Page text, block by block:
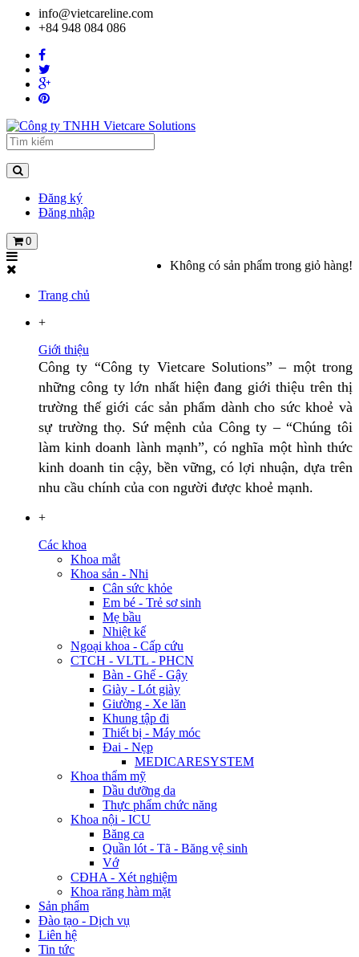
info@vietcareline.com
+84 948 084 086
Đăng ký
Đăng nhập
0
Không có sản phẩm trong giỏ hàng!
Trang chủ
+
Giới thiệu
Công ty “Công ty Vietcare Solutions” – một trong
những công ty lớn nhất hiện đang giới thiệu trên thị
trường thế giới các sản phẩm dành cho sức khoẻ và
sự trường thọ. Sứ mệnh của Công ty – “Chúng tôi
làm kinh doanh lành mạnh”, có nghĩa một hình thức
kinh doanh tin cậy, bền vững, có lợi nhuận, dựa trên
nhu cầu chính của con người được khoẻ mạnh.
+
Các khoa
Khoa mắt
Khoa sản - Nhi
Cân sức khỏe
Em bé - Trẻ sơ sinh
Mẹ bầu
Nhiệt kế
Ngoại khoa - Cấp cứu
CTCH - VLTL - PHCN
Bàn - Ghế - Gậy
Giày - Lót giày
Giường - Xe lăn
Khung tập đi
Thiết bị - Máy móc
Đai - Nẹp
MEDICARESYSTEM
Khoa thẩm mỹ
Dầu dưỡng da
Thực phẩm chức năng
Khoa nội - ICU
Băng ca
Quần lót - Tã - Băng vệ sinh
Vớ
CĐHA - Xét nghiệm
Khoa răng hàm mặt
Sản phẩm
Đào tạo - Dịch vụ
Liên hệ
Tin tức